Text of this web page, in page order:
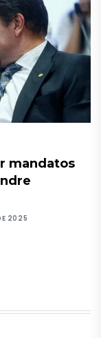
mandatos
2025